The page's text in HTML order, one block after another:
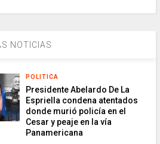
NOTICIAS
POLITICA
Presidente Abelardo De La
Espriella condena atentados
donde murió policía en el
Cesar y peaje en la vía
Panamericana